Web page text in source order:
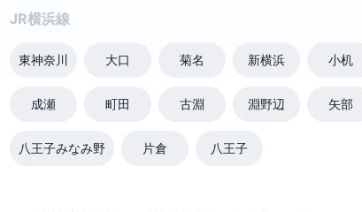
JR横浜線
東神奈川 大口 菊名 新横浜 小机
成瀬 町田 古淵 淵野辺 矢部
八王子みなみ野 片倉 八王子